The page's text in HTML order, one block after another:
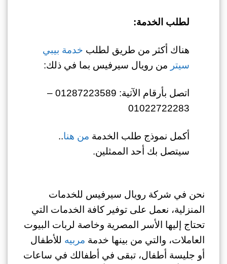
لطلب الخدمة:
هناك أكثر من طريق لطلب خدمة بيبي
سيتر من رويال سيرفيس بما في ذلك:
اتصل بأرقام الآتية: 01287223589 –
01022722283
أكمل نموذج طلب الخدمة من هنا..
سيتصل بك أحد الممثلين.
نحن في شركة رويال سيرفيس للخدمات
المنزلية، نعمل على توفير كافة الخدمات التي
تحتاج إليها الأسر المصرية وخاصة لربات البيوت
العاملات، والتي من بينها خدمة مربيه للأطفال
أو جليسة أطفال، تبقى في أطفالك في ساعات